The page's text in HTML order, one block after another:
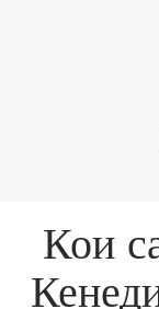
Кои